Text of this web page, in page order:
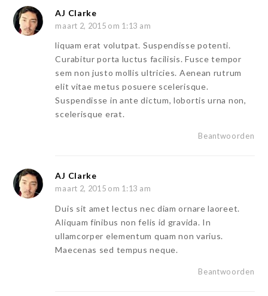
AJ Clarke
maart 2, 2015 om 1:13 am
liquam erat volutpat. Suspendisse potenti.
Curabitur porta luctus facilisis. Fusce tempor
sem non justo mollis ultricies. Aenean rutrum
elit vitae metus posuere scelerisque.
Suspendisse in ante dictum, lobortis urna non,
scelerisque erat.
Beantwoorden
AJ Clarke
maart 2, 2015 om 1:13 am
Duis sit amet lectus nec diam ornare laoreet.
Aliquam finibus non felis id gravida. In
ullamcorper elementum quam non varius.
Maecenas sed tempus neque.
Beantwoorden